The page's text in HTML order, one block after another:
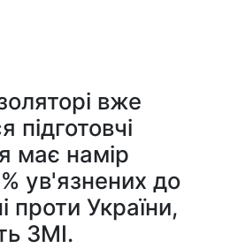
вже
підготовчі
має намір
ув'язнених до
проти України,
ЗМІ.